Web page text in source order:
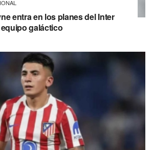
entra en los planes del Inter
galáctico